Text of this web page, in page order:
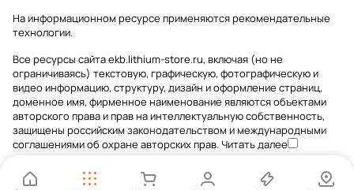
На информационном ресурсе применяютсярекомендательные
технологии.
Все ресурсы сайта ekb.lithium-store.ru, включая (но не
ограничиваясь) текстовую, графическую, фотографическую и
видео информацию, структуру, дизайн и оформление страниц,
доменное имя, фирменное наименование являются объектами
авторского права и прав на интеллектуальную собственность,
защищены российским законодательством и международными
соглашениями об охране авторских прав.Читать далее